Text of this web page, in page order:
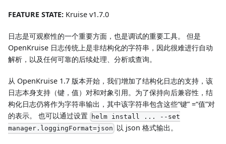
FEATURE STATE: Kruise v1.7.0
日志是可观察性的一个重要方面，也是调试的重要工具。 但是
OpenKruise 日志传统上是非结构化的字符串，因此很难进行自动
解析，以及任何可靠的后续处理、分析或查询。
从 OpenKruise 1.7 版本开始，我们增加了结构化日志的支持，该
日志本身支持（键，值）对和对象引用。为了保持向后兼容性，结
构化日志仍将作为字符串输出，其中该字符串包含这些“键” =“值”对
的表示。 也可以通过设置 helm install ... --set
manager.loggingFormat=json 以 json 格式输出。